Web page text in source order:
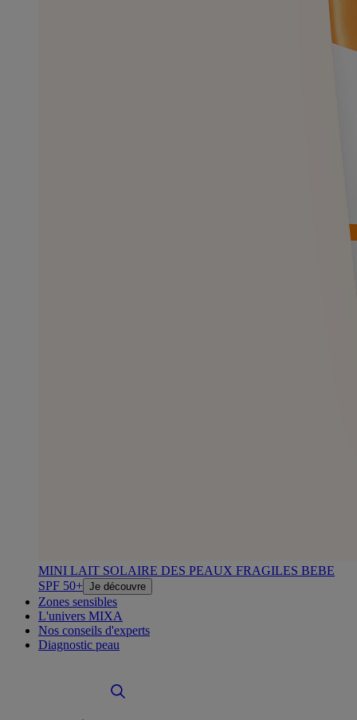
MINI LAIT SOLAIRE DES PEAUX FRAGILES BEBE
SPF 50+ Je découvre
Zones sensibles
L'univers MIXA
Nos conseils d'experts
Diagnostic peau